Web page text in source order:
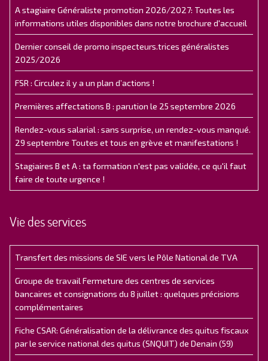
A stagiaire Généraliste promotion 2026/2027: Toutes les
informations utiles disponibles dans notre brochure d'accueil
Dernier conseil de promo inspecteurs.trices généralistes
2025/2026
FSR : Circulez il y a un plan d’actions !
Premières affectations B : parution le 25 septembre 2026
Rendez-vous salarial : sans surprise, un rendez-vous manqué.
29 septembre Toutes et tous en grève et manifestations !
Stagiaires B et A : ta formation n'est pas validée, ce qu'il faut
faire de toute urgence !
Vie des services
Transfert des missions de SIE vers le Pôle National de TVA
Groupe de travail Fermeture des centres de services
bancaires et consignations du 8 juillet : quelques précisions
complémentaires
Fiche CSAR: Généralisation de la délivrance des quitus fiscaux
par le service national des quitus (SNQUIT) de Denain (59)